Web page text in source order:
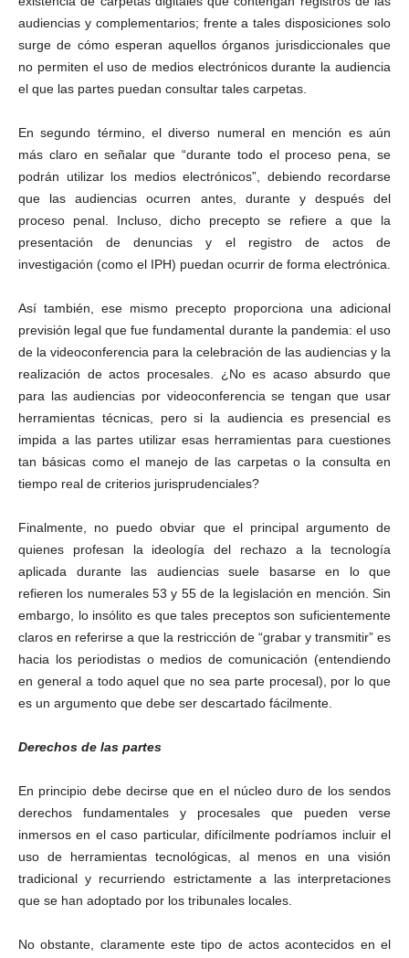
audiencias y complementarios; frente a tales disposiciones solo
surge de cómo esperan aquellos órganos jurisdiccionales que
no permiten el uso de medios electrónicos durante la audiencia
el que las partes puedan consultar tales carpetas.
En segundo término, el diverso numeral en mención es aún
más claro en señalar que “durante todo el proceso pena, se
podrán utilizar los medios electrónicos”, debiendo recordarse
que las audiencias ocurren antes, durante y después del
proceso penal. Incluso, dicho precepto se refiere a que la
presentación de denuncias y el registro de actos de
investigación (como el IPH) puedan ocurrir de forma electrónica.
Así también, ese mismo precepto proporciona una adicional
previsión legal que fue fundamental durante la pandemia: el uso
de la videoconferencia para la celebración de las audiencias y la
realización de actos procesales. ¿No es acaso absurdo que
para las audiencias por videoconferencia se tengan que usar
herramientas técnicas, pero si la audiencia es presencial es
impida a las partes utilizar esas herramientas para cuestiones
tan básicas como el manejo de las carpetas o la consulta en
tiempo real de criterios jurisprudenciales?
Finalmente, no puedo obviar que el principal argumento de
quienes profesan la ideología del rechazo a la tecnología
aplicada durante las audiencias suele basarse en lo que
refieren los numerales 53 y 55 de la legislación en mención. Sin
embargo, lo insólito es que tales preceptos son suficientemente
claros en referirse a que la restricción de “grabar y transmitir” es
hacia los periodistas o medios de comunicación (entendiendo
en general a todo aquel que no sea parte procesal), por lo que
es un argumento que debe ser descartado fácilmente.
Derechos de las partes
En principio debe decirse que en el núcleo duro de los sendos
derechos fundamentales y procesales que pueden verse
inmersos en el caso particular, difícilmente podríamos incluir el
uso de herramientas tecnológicas, al menos en una visión
tradicional y recurriendo estrictamente a las interpretaciones
que se han adoptado por los tribunales locales.
No obstante, claramente este tipo de actos acontecidos en el